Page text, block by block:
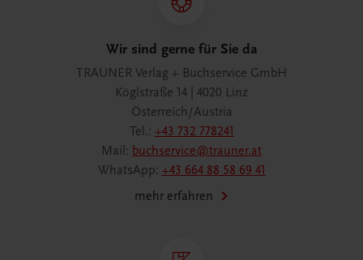
Wir sind gerne für Sie da
TRAUNER Verlag + Buchservice GmbH
Köglstraße 14 | 4020 Linz
Österreich/Austria
Tel.: +43 732 778241
Mail: buchservice@trauner.at
WhatsApp: +43 664 88 58 69 41
mehr erfahren